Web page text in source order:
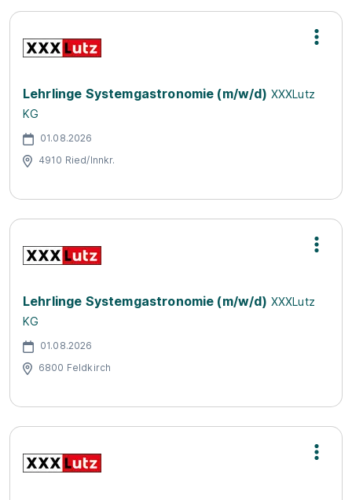
Lehrlinge Systemgastronomie (m/w/d) XXXLutz
KG
01.08.2026
4910 Ried/Innkr.
Lehrlinge Systemgastronomie (m/w/d) XXXLutz
KG
01.08.2026
6800 Feldkirch